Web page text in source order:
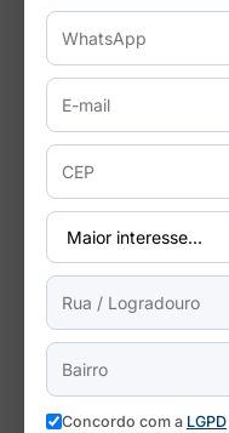
Concordo com a LGPD